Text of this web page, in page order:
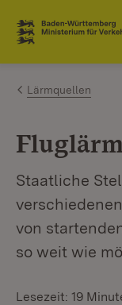
Zum Inhalt
Link zur
Lärmquellen
Staatliche
von
so weit wie
Lesezeit: 19